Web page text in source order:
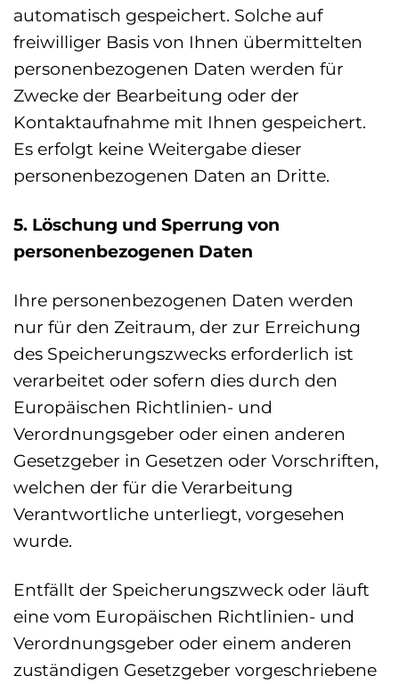
automatisch gespeichert. Solche auf
freiwilliger Basis von Ihnen übermittelten
personenbezogenen Daten werden für
Zwecke der Bearbeitung oder der
Kontaktaufnahme mit Ihnen gespeichert.
Es erfolgt keine Weitergabe dieser
personenbezogenen Daten an Dritte.
5. Löschung und Sperrung von
personenbezogenen Daten
Ihre personenbezogenen Daten werden
nur für den Zeitraum, der zur Erreichung
des Speicherungszwecks erforderlich ist
verarbeitet oder sofern dies durch den
Europäischen Richtlinien- und
Verordnungsgeber oder einen anderen
Gesetzgeber in Gesetzen oder Vorschriften,
welchen der für die Verarbeitung
Verantwortliche unterliegt, vorgesehen
wurde.
Entfällt der Speicherungszweck oder läuft
eine vom Europäischen Richtlinien- und
Verordnungsgeber oder einem anderen
zuständigen Gesetzgeber vorgeschriebene